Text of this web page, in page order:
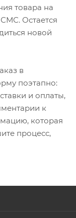
товара на
Остается
новой
в
поэтапно:
и оплаты,
к
которая
процесс,